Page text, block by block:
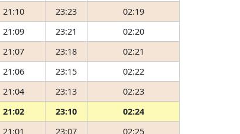
21:10 23:23
02:19
21:09 23:21
02:20
21:07 23:18
02:21
21:06 23:15
02:22
21:04 23:13
02:23
21:02 23:10
02:24
21:01 23:07
02:25